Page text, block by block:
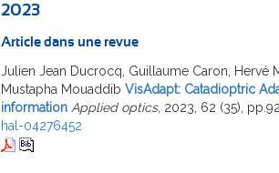
2023
Article dans une revue
Julien Jean Ducrocq, Guillaume Caron, Hervé
Mustapha Mouaddib VisAdapt: Catadioptric
information Applied optics, 2023, 62 (35),
hal-04276452